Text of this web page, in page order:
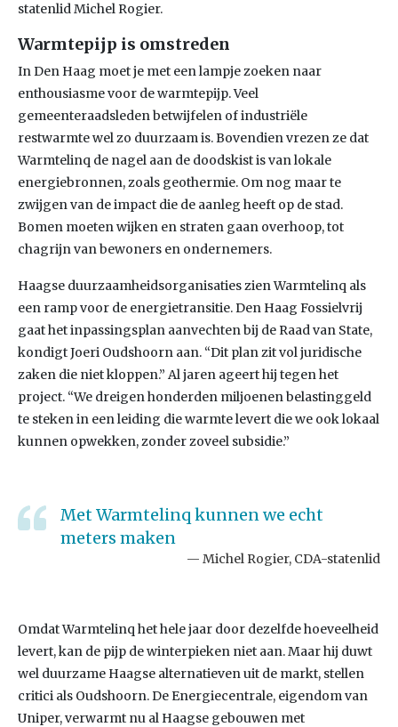
statenlid Michel Rogier.
Warmtepijp is omstreden
In Den Haag moet je met een lampje zoeken naar
enthousiasme voor de warmtepijp. Veel
gemeenteraadsleden betwijfelen of industriële
restwarmte wel zo duurzaam is. Bovendien vrezen ze dat
Warmtelinq de nagel aan de doodskist is van lokale
energiebronnen, zoals geothermie. Om nog maar te
zwijgen van de impact die de aanleg heeft op de stad.
Bomen moeten wijken en straten gaan overhoop, tot
chagrijn van bewoners en ondernemers.
Haagse duurzaamheidsorganisaties zien Warmtelinq als
een ramp voor de energietransitie. Den Haag Fossielvrij
gaat het inpassingsplan aanvechten bij de Raad van State,
kondigt Joeri Oudshoorn aan. “Dit plan zit vol juridische
zaken die niet kloppen.” Al jaren ageert hij tegen het
project. “We dreigen honderden miljoenen belastinggeld
te steken in een leiding die warmte levert die we ook lokaal
kunnen opwekken, zonder zoveel subsidie.”
Met Warmtelinq kunnen we echt
meters maken
Michel Rogier, CDA-statenlid
Omdat Warmtelinq het hele jaar door dezelfde hoeveelheid
levert, kan de pijp de winterpieken niet aan. Maar hij duwt
wel duurzame Haagse alternatieven uit de markt, stellen
critici als Oudshoorn. De Energiecentrale, eigendom van
Uniper, verwarmt nu al Haagse gebouwen met